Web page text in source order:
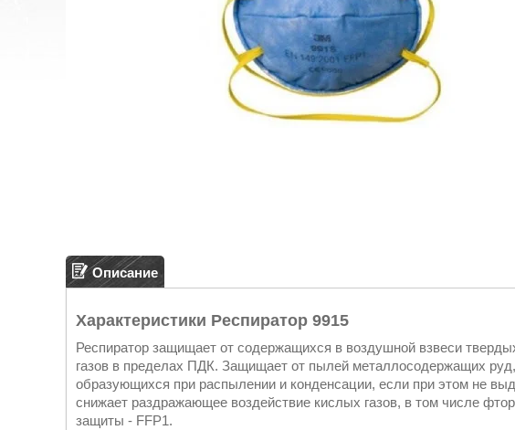
Описание
Характеристики Респиратор 9915
Респиратор защищает от содержащихся в воздушной взвеси
газов в пределах ПДК. Защищает от пылей металлосодержащих
образующихся при распылении и конденсации, если при этом не
снижает раздражающее воздействие кислых газов, в том числе
защиты - FFP1.